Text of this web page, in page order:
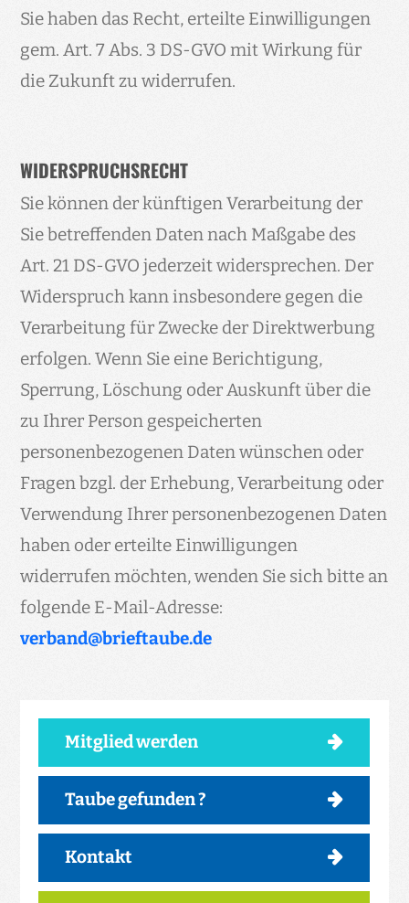
Sie haben das Recht, erteilte Einwilligungen
gem. Art. 7 Abs. 3 DS-GVO mit Wirkung für
die Zukunft zu widerrufen.
WIDERSPRUCHSRECHT
Sie können der künftigen Verarbeitung der
Sie betreffenden Daten nach Maßgabe des
Art. 21 DS-GVO jederzeit widersprechen. Der
Widerspruch kann insbesondere gegen die
Verarbeitung für Zwecke der Direktwerbung
erfolgen. Wenn Sie eine Berichtigung,
Sperrung, Löschung oder Auskunft über die
zu Ihrer Person gespeicherten
personenbezogenen Daten wünschen oder
Fragen bzgl. der Erhebung, Verarbeitung oder
Verwendung Ihrer personenbezogenen Daten
haben oder erteilte Einwilligungen
widerrufen möchten, wenden Sie sich bitte an
folgende E-Mail-Adresse:
verband@brieftaube.de
Mitglied werden
Taube gefunden ?
Kontakt